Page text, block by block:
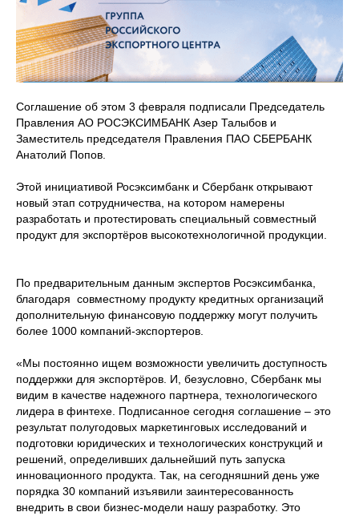
Соглашение об этом 3 февраля подписали Председатель
Правления АО РОСЭКСИМБАНК Азер Талыбов и
Заместитель председателя Правления ПАО СБЕРБАНК
Анатолий Попов.
Этой инициативой Росэксимбанк и Сбербанк открывают
новый этап сотрудничества, на котором намерены
разработать и протестировать специальный совместный
продукт для экспортёров высокотехнологичной продукции.
По предварительным данным экспертов Росэксимбанка,
благодаря совместному продукту кредитных организаций
дополнительную финансовую поддержку могут получить
более 1000 компаний-экспортеров.
«Мы постоянно ищем возможности увеличить доступность
поддержки для экспортёров. И, безусловно, Сбербанк мы
видим в качестве надежного партнера, технологического
лидера в финтехе. Подписанное сегодня соглашение – это
результат полугодовых маркетинговых исследований и
подготовки юридических и технологических конструкций и
решений, определивших дальнейший путь запуска
инновационного продукта. Так, на сегодняшний день уже
порядка 30 компаний изъявили заинтересованность
внедрить в свои бизнес-модели нашу разработку. Это